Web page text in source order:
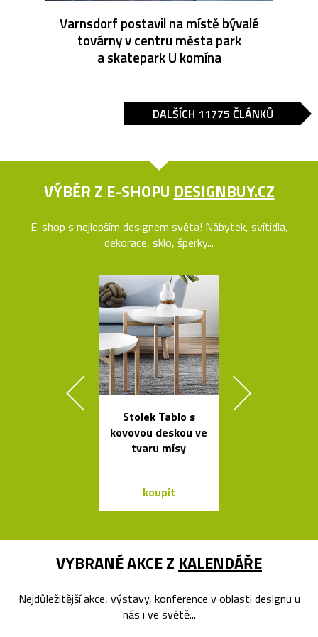
Varnsdorf postavil na místě bývalé
továrny v centru města park
a skatepark U komína
DALŠÍCH 11775 ČLÁNKŮ
VÝBĚR Z E-SHOPU DESIGNBUY.CZ
E-shop s nejlepším designem světa! Nábytek, svítidla,
dekorace, sklo, šperky...
Stolek Tablo s
kovovou deskou ve
tvaru mísy
koupit
VYBRANÉ AKCE Z KALENDÁŘE
Nejdůležitější akce, výstavy, konference v oblasti designu u
nás i ve světě...